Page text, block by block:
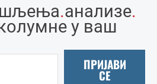
.анализе.
у ваш
ПРИЈАВИ
СЕ